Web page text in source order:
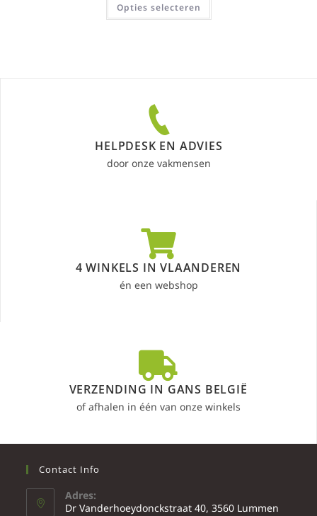
Opties selecteren
HELPDESK EN ADVIES
door onze vakmensen
4 WINKELS IN VLAANDEREN
én een webshop
VERZENDING IN GANS BELGIË
of afhalen in één van onze winkels
Contact Info
Adres:
Dr Vanderhoeydonckstraat 40, 3560 Lummen